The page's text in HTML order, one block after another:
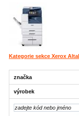
Kategorie sekce Xerox
značka
výrobek